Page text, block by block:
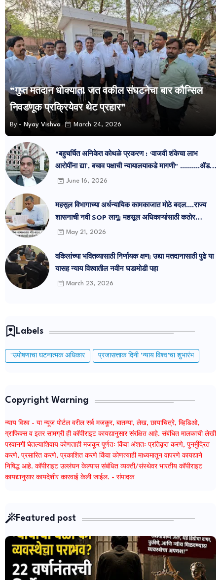
“गुप्त मतदान धोक्यात! जत वकील संघटनेचा बार कौन्सिल
निवडणूक प्रक्रियेवर थेट प्रहार”
By - Nyay Vishva March 24, 2026
"बहुचर्चित अनिकेत कोथळे प्रकरण : ‘वाजवी शंकेचा लाभ
आरोपींना द्या’, बचाव पक्षाची न्यायालयाकडे मागणी" ..........ॲड
प्रमोद सुतार
June 16, 2026
महसूल विभागाच्या अर्धन्यायिक कामकाजात मोठे बदल....राज्य
शासनाची नवी SOP लागू; महसूल अधिकाऱ्यांसाठी कठोर
नियमावली जाहीर.
May 21, 2026
वकिलांच्या भवितव्यासाठी निर्णायक क्षण; उद्या मतदानासाठी पुढे या
यासह न्याय विश्वातील नवीन घडामोडी पहा
March 23, 2026
Labels
"उपोषणाचा घटनात्मक अधिकार प्रजासत्ताक दिनी ‘न्याय विश्व’चा शुभारंभ
Copyright Warning
न्याय विश्व - या न्यूज पोर्टल वरील सर्व मजकूर, बातम्या, लेख, छायाचित्रे, व्हिडिओ,
ग्राफिक्स व इतर सामग्री ही कॉपीराइट कायद्यानुसार संरक्षित आहे. संबंधित मालकाची लेखी
परवानगी घेतल्याशिवाय कोणताही मजकूर पूर्णतः किंवा अंशतः प्रतिकृत करणे, पुनर्मुद्रित
करणे, प्रसारित करणे, प्रकाशित करणे किंवा कोणत्याही माध्यमातून वापरणे कायद्याने
निषिद्ध आहे. कॉपीराइट उल्लंघन केल्यास संबंधित व्यक्ती/संस्थेवर भारतीय कॉपीराइट
कायद्यानुसार कायदेशीर कारवाई केली जाईल. - संपादक
Featured post